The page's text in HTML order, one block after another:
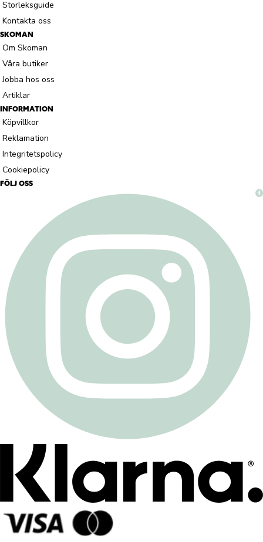
Storleksguide
Kontakta oss
SKOMAN
Om Skoman
Våra butiker
Jobba hos oss
Artiklar
INFORMATION
Köpvillkor
Reklamation
Integritetspolicy
Cookiepolicy
FÖLJ OSS